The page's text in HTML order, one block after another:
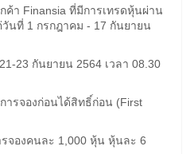
า Finansia ที่มีการเทรดหุ้นผ่าน
วันที่ 1 กรกฎาคม - 17 กันยายน
23 กันยายน 2564 เวลา 08.30
ารจองก่อนได้สิทธิ์ก่อน (First
จองคนละ 1,000 หุ้น หุ้นละ 6